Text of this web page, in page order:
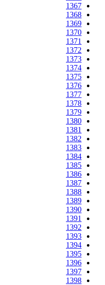
1367
1368
1369
1370
1371
1372
1373
1374
1375
1376
1377
1378
1379
1380
1381
1382
1383
1384
1385
1386
1387
1388
1389
1390
1391
1392
1393
1394
1395
1396
1397
1398